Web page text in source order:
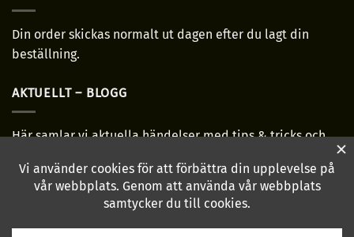
Din order skickas normalt ut dagen efter du lagt din
beställning.
AKTUELLT – BLOGG
Här samlar vi aktuella händelser med tips & tricks och
HÖR AV DIG!